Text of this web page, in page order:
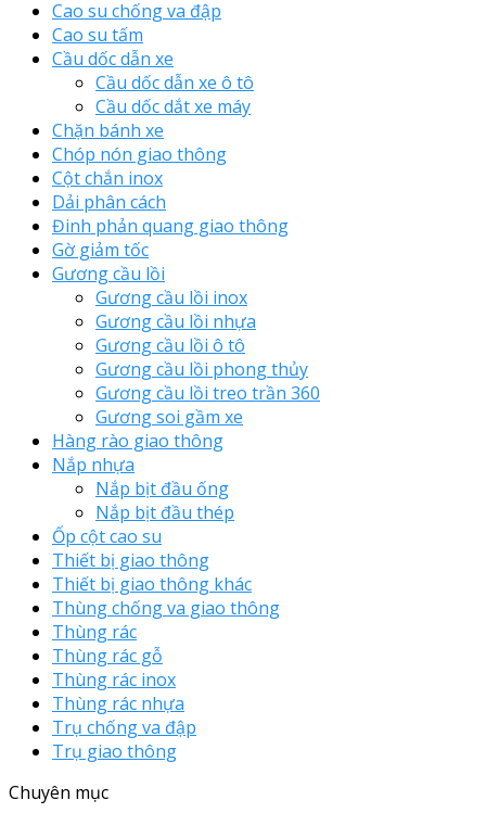
Cao su chống va đập
Cao su tấm
Cầu dốc dẫn xe
Cầu dốc dẫn xe ô tô
Cầu dốc dắt xe máy
Chặn bánh xe
Chóp nón giao thông
Cột chắn inox
Dải phân cách
Đinh phản quang giao thông
Gờ giảm tốc
Gương cầu lồi
Gương cầu lồi inox
Gương cầu lồi nhựa
Gương cầu lồi ô tô
Gương cầu lồi phong thủy
Gương cầu lồi treo trần 360
Gương soi gầm xe
Hàng rào giao thông
Nắp nhựa
Nắp bịt đầu ống
Nắp bịt đầu thép
Ốp cột cao su
Thiết bị giao thông
Thiết bị giao thông khác
Thùng chống va giao thông
Thùng rác
Thùng rác gỗ
Thùng rác inox
Thùng rác nhựa
Trụ chống va đập
Trụ giao thông
Chuyên mục